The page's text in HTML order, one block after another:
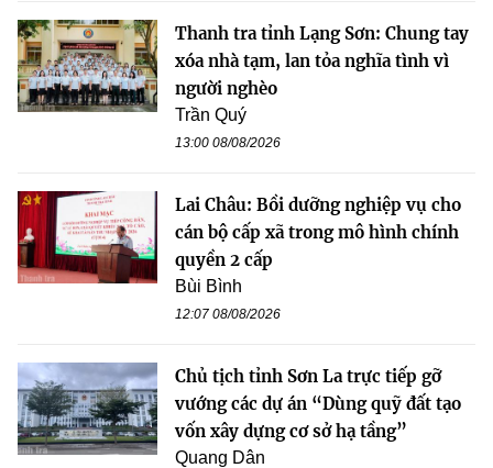
Thanh tra tỉnh Lạng Sơn: Chung tay
xóa nhà tạm, lan tỏa nghĩa tình vì
người nghèo
Trần Quý
13:00 08/08/2026
Lai Châu: Bồi dưỡng nghiệp vụ cho
cán bộ cấp xã trong mô hình chính
quyền 2 cấp
Bùi Bình
12:07 08/08/2026
Chủ tịch tỉnh Sơn La trực tiếp gỡ
vướng các dự án “Dùng quỹ đất tạo
vốn xây dựng cơ sở hạ tầng”
Quang Dân